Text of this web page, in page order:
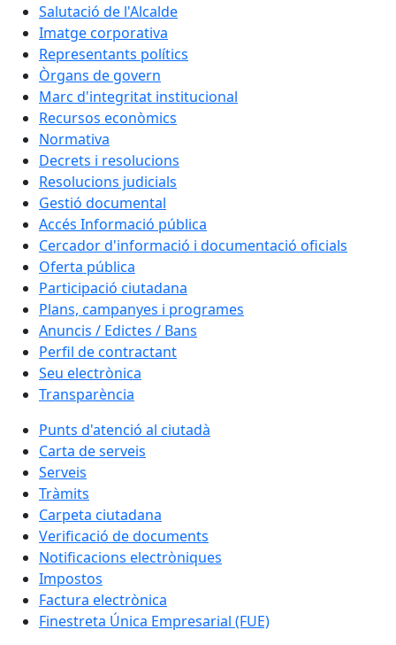
Salutació de l'Alcalde
Imatge corporativa
Representants polítics
Òrgans de govern
Marc d'integritat institucional
Recursos econòmics
Normativa
Decrets i resolucions
Resolucions judicials
Gestió documental
Accés Informació pública
Cercador d'informació i documentació oficials
Oferta pública
Participació ciutadana
Plans, campanyes i programes
Anuncis / Edictes / Bans
Perfil de contractant
Seu electrònica
Transparència
Punts d'atenció al ciutadà
Carta de serveis
Serveis
Tràmits
Carpeta ciutadana
Verificació de documents
Notificacions electròniques
Impostos
Factura electrònica
Finestreta Única Empresarial (FUE)